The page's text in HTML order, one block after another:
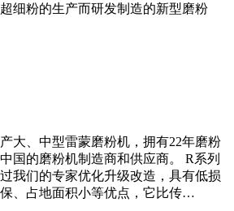
细粉的生产而研发制造的新型磨粉
大、中型雷蒙磨粉机，拥有22年磨粉
国的磨粉机制造商和供应商。 R系列
我们的专家优化升级改造，具有低损
、占地面积小等优点，它比传…